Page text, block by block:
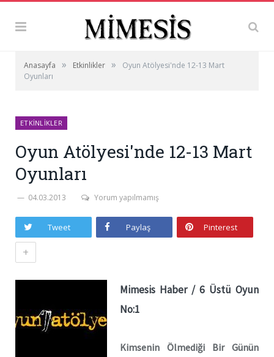
Anasayfa » Etkinlikler »
Oyun Atölyesi'nde 12-13 Mart
Oyunları
ETKINLIKLER
Oyun Atölyesi'nde 12-13 Mart
Oyunları
04.03.2013 Yorum yapılmamış
Tweet Paylaş Pinterest
+
Mimesis Haber / 6 Üstü Oyun
No:1
Kimsenin Ölmediği Bir Günün